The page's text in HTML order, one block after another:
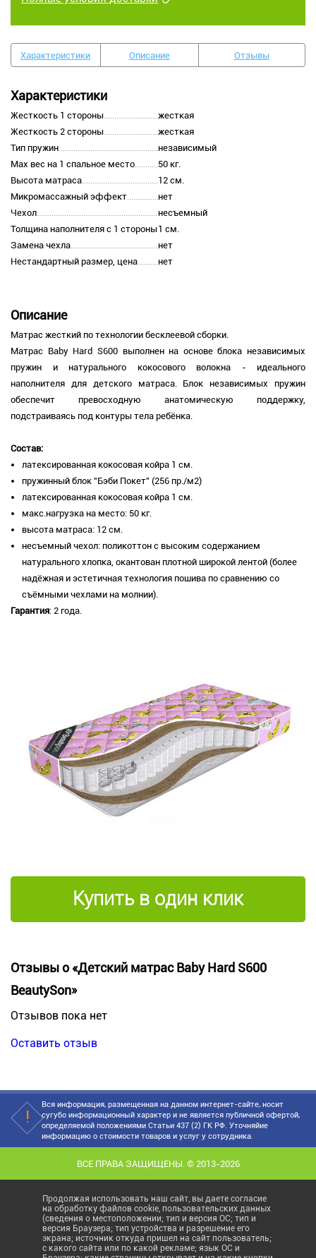
Характеристики Описание Отзывы
Характеристики
Жесткость 1 стороны
жесткая
Жесткость 2 стороны
жесткая
Тип пружин
независимый
Max вес на 1 спальное место
50 кг.
Высота матраса
12 см.
Микромассажный эффект
нет
Чехол
несъемный
Толщина наполнителя с 1 стороны1 см.
Замена чехла
нет
Нестандартный размер, цена
нет
Описание
Матрас жесткий по технологии бесклеевой сборки.
Матрас Baby Hard S600 выполнен на основе блока независимых
пружин и натурального кокосового волокна - идеального
наполнителя для детского матраса. Блок независимых пружин
обеспечит превосходную анатомическую поддержку,
подстраиваясь под контуры тела ребёнка.
Состав:
латексированная кокосовая койра 1 см.
пружинный блок "Бэби Покет" (256 пр./м2)
латексированная кокосовая койра 1 см.
макс.нагрузка на место: 50 кг.
высота матраса: 12 см.
несъемный чехол: поликоттон с высоким содержанием
натурального хлопка, окантован плотной широкой лентой (более
надёжная и эстетичная технология пошива по сравнению со
съёмными чехлами на молнии).
Гарантия: 2 года.
Купить в один клик
Отзывы о «Детский матрас Baby Hard S600
BeautySon»
Отзывов пока нет
Оставить отзыв
Вся информация, размещенная на данном интернет-сайте, носит
сугубо информационный характер и не является публичной офертой,
определяемой положениями Статьи 437 (2) ГК РФ. Уточняйие
информацию о стоимости товаров и услуг у сотрудника.
ВСЕ ПРАВА ЗАЩИЩЕНЫ. © 2013-2026
Продолжая использовать наш сайт, вы даете согласие
на обработку файлов cookie, пользовательских данных
(сведения о местоположении; тип и версия ОС; тип и
версия Браузера; тип устройства и разрешение его
экрана; источник откуда пришел на сайт пользователь;
с какого сайта или по какой рекламе; язык ОС и